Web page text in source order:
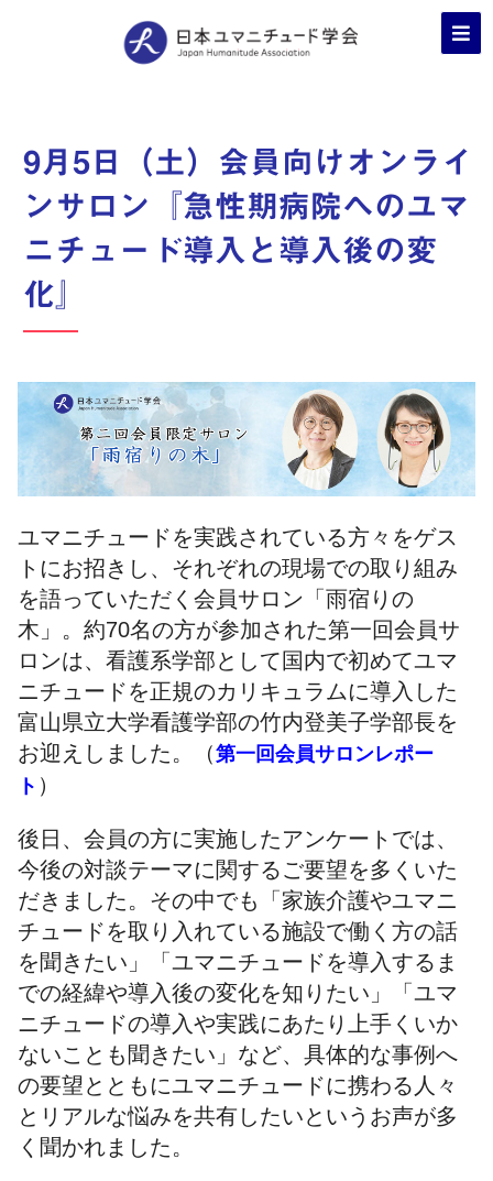
9月5日（土）会員向けオンライ
ンサロン『急性期病院へのユマ
ニチュード導入と導入後の変
化』
ユマニチュードを実践されている方々をゲス
トにお招きし、それぞれの現場での取り組み
を語っていただく会員サロン「雨宿りの
木」。約70名の方が参加された第一回会員サ
ロンは、看護系学部として国内で初めてユマ
ニチュードを正規のカリキュラムに導入した
富山県立大学看護学部の竹内登美子学部長を
お迎えしました。（第一回会員サロンレポー
ト ）
後日、会員の方に実施したアンケートでは、
今後の対談テーマに関するご要望を多くいた
だきました。その中でも「家族介護やユマニ
チュードを取り入れている施設で働く方の話
を聞きたい」「ユマニチュードを導入するま
での経緯や導入後の変化を知りたい」「ユマ
ニチュードの導入や実践にあたり上手くいか
ないことも聞きたい」など、具体的な事例へ
の要望とともにユマニチュードに携わる人々
とリアルな悩みを共有したいというお声が多
く聞かれました。